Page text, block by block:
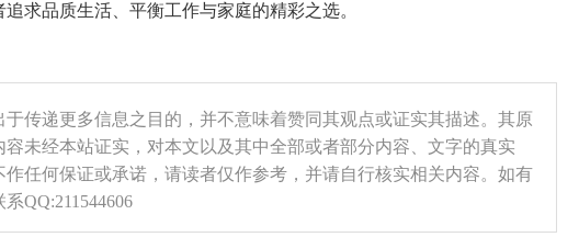
求品质生活、平衡工作与家庭的精彩之选。
传递更多信息之目的，并不意味着赞同其观点或证实其描述。其原
未经本站证实，对本文以及其中全部或者部分内容、文字的真实
任何保证或承诺，请读者仅作参考，并请自行核实相关内容。如有
QQ:211544606